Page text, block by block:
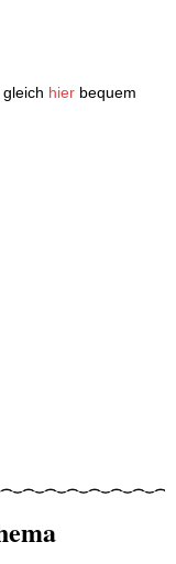
hier bequem